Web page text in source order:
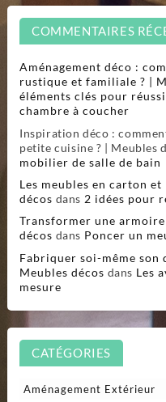
COMMENTAIRES
Aménagement déco :
rustique et familiale ? |
éléments clés pour
chambre à coucher
Inspiration déco :
petite cuisine ? | Meubles
mobilier de salle de bain
Les meubles en carton
décos dans 2 idées pour
Transformer une
décos dans Poncer un
Fabriquer soi-même son
Meubles décos dans Les
mesure
CATÉGORIES
Aménagement Extérieur